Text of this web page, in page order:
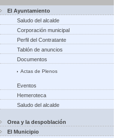
El Ayuntamiento
Saludo del alcalde
Corporación municipal
Perfil del Contratante
Tablón de anuncios
Documentos
Actas de Plenos
Eventos
Hemeroteca
Saludo del alcalde
Orea y la despoblación
El Municipio